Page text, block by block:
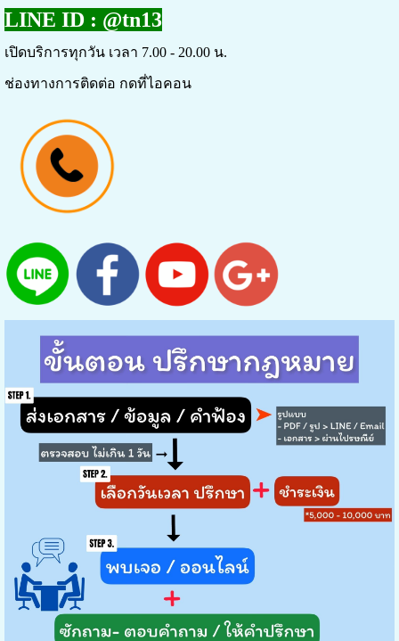
LINE ID : @tn13
เปิดบริการทุกวัน เวลา 7.00 - 20.00 น.
ช่องทางการติดต่อ กดที่ไอคอน